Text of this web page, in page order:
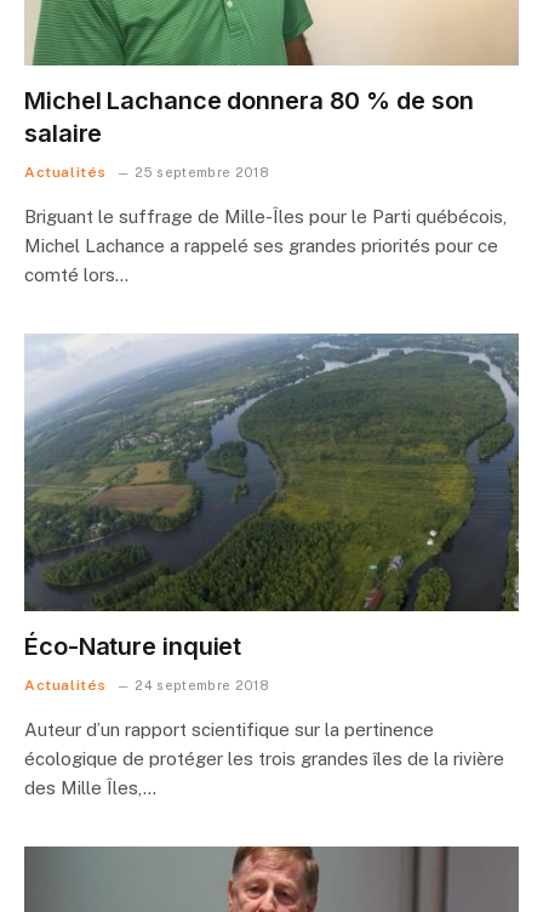
Michel Lachance donnera 80 % de son
salaire
Actualités 25 septembre 2018
Briguant le suffrage de Mille-Îles pour le Parti québécois,
Michel Lachance a rappelé ses grandes priorités pour ce
comté lors…
Éco-Nature inquiet
Actualités 24 septembre 2018
Auteur d’un rapport scientifique sur la pertinence
écologique de protéger les trois grandes îles de la rivière
des Mille Îles,…